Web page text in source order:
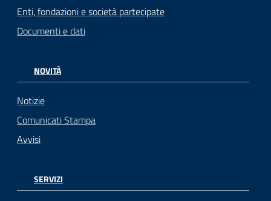
Enti, fondazioni e società partecipate
Documenti e dati
NOVITÀ
Notizie
Comunicati Stampa
Avvisi
SERVIZI